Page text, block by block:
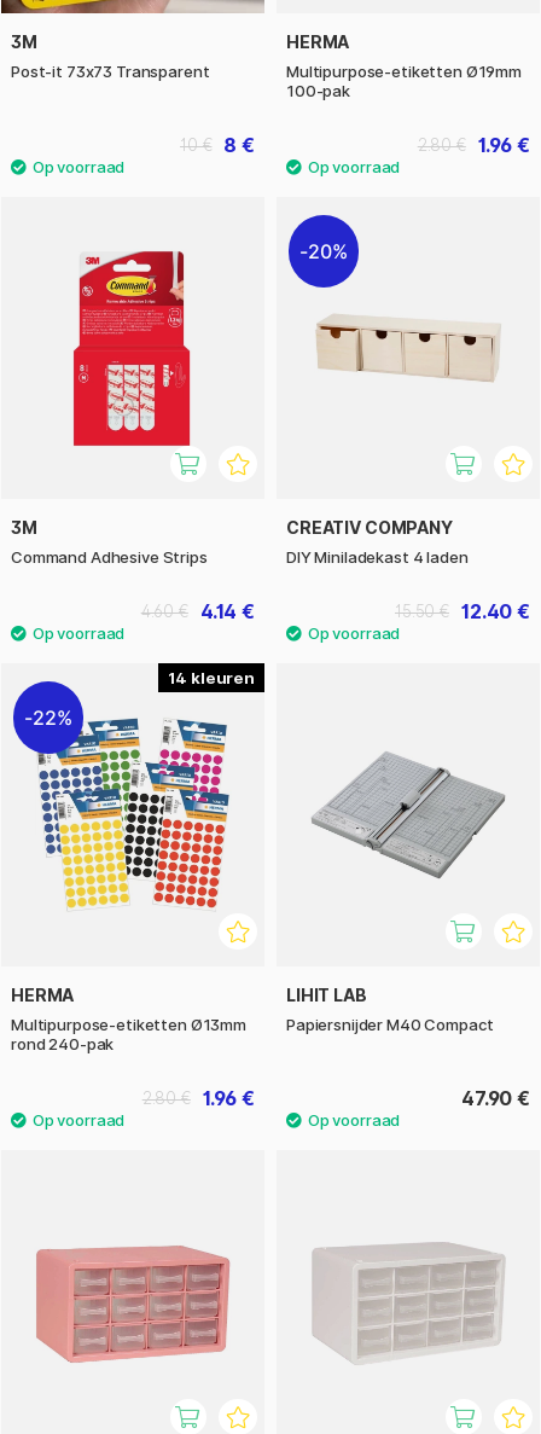
3M
Post-it 73x73 Transparent
8 €
10 €
HERMA
Multipurpose-etiketten Ø19mm
100-pak
1.96 €
2.80 €
3M
Command Adhesive Strips
4.14 €
4.60 €
20%
CREATIV COMPANY
DIY Miniladekast 4 laden
12.40 €
15.50 €
14
22%
HERMA
Multipurpose-etiketten Ø13mm
rond 240-pak
1.96 €
2.80 €
LIHIT LAB
Papiersnijder M40 Compact
47.90 €